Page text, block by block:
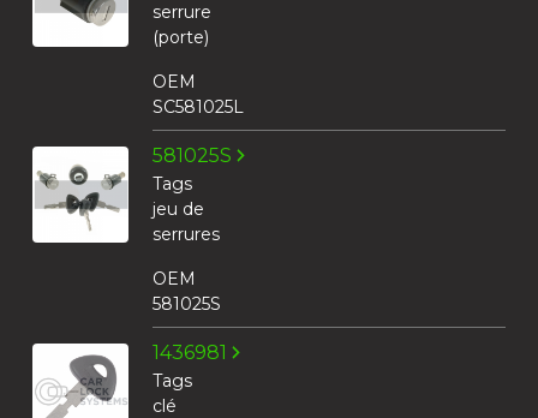
serrure
(porte)
OEM
SC581025L
581025S
Tags
jeu de
serrures
OEM
581025S
1436981
Tags
clé